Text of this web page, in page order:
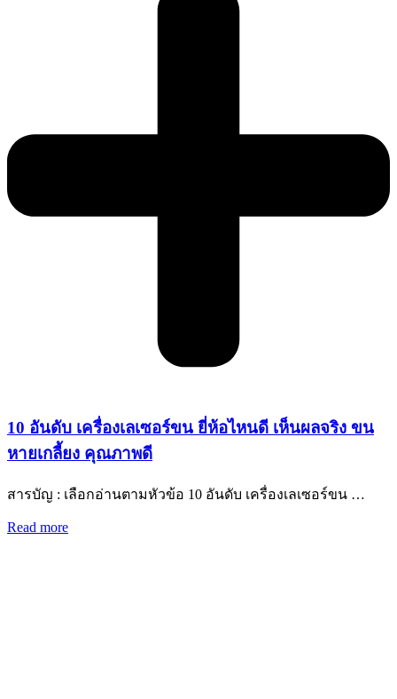
10 อันดับ เครื่องเลเซอร์ขน ยี่ห้อไหนดี เห็นผลจริง ขน
หายเกลี้ยง คุณภาพดี
สารบัญ : เลือกอ่านตามหัวข้อ 10 อันดับ เครื่องเลเซอร์ขน …
Read more